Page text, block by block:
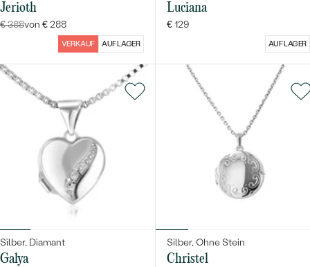
Jerioth
€ 388von € 288
VERKAUF AUF LAGER
Luciana
€ 129
AUF LAGER
Silber, Diamant
Galya
Silber, Ohne Stein
Christel